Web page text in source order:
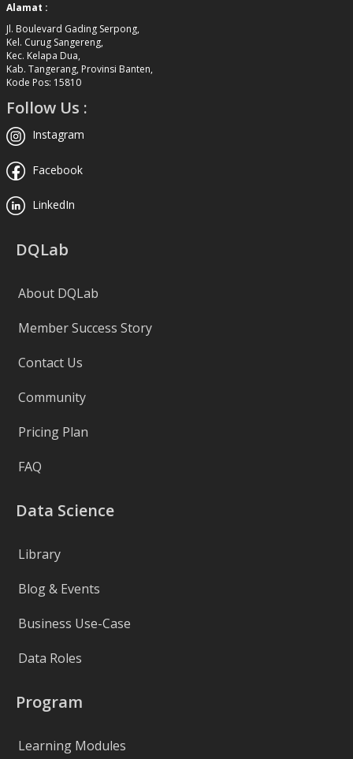
Alamat :
Jl. Boulevard Gading Serpong,
Kel. Curug Sangereng,
Kec. Kelapa Dua,
Kab. Tangerang, Provinsi Banten,
Kode Pos: 15810
Follow Us :
Instagram
Facebook
LinkedIn
DQLab
About DQLab
Member Success Story
Contact Us
Community
Pricing Plan
FAQ
Data Science
Library
Blog & Events
Business Use-Case
Data Roles
Program
Learning Modules